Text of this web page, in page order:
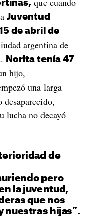
Juventud
de abril de
argentina de
Norita tenía 47
hijo,
una larga
lucha no decayó
de
pero
la juventud,
que nos
nuestras hijas”.